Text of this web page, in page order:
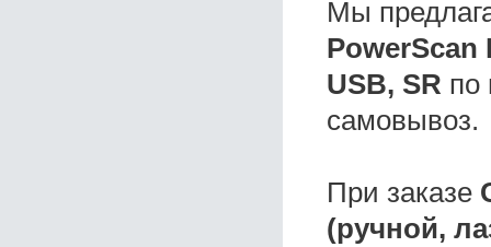
Мы
PowerScan
USB, SR по
самовывоз.
При заказе
(ручной,